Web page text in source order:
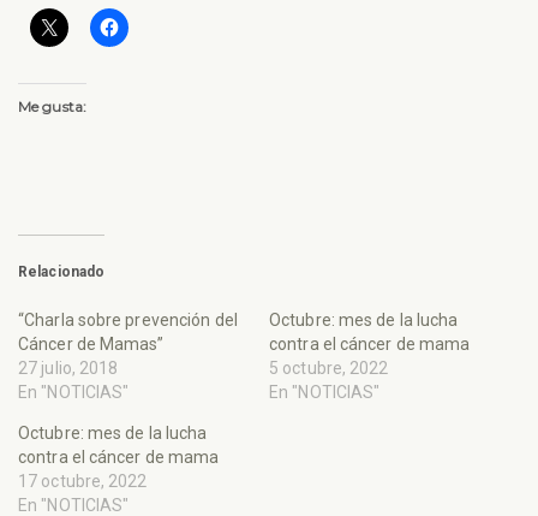
Me gusta:
Relacionado
“Charla sobre prevención del
Cáncer de Mamas”
27 julio, 2018
En "NOTICIAS"
Octubre: mes de la lucha
contra el cáncer de mama
5 octubre, 2022
En "NOTICIAS"
Octubre: mes de la lucha
contra el cáncer de mama
17 octubre, 2022
En "NOTICIAS"